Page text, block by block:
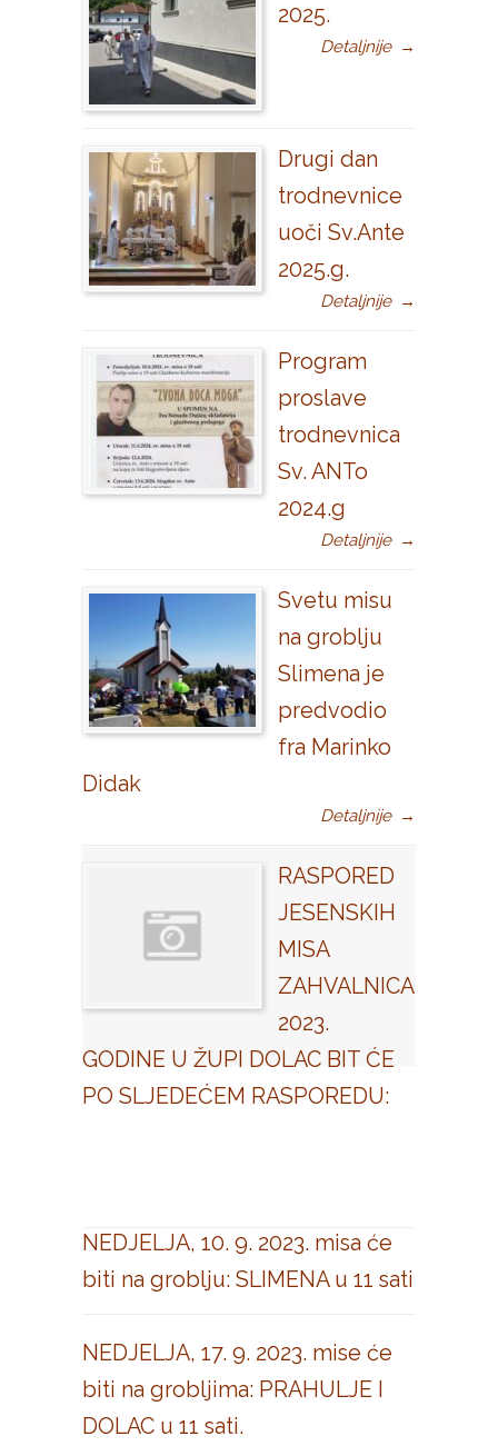
2025.
Detaljnije →
Drugi dan
trodnevnice
uoči Sv.Ante
2025.g.
Detaljnije →
Program
proslave
trodnevnica
Sv. ANTo
2024.g
Detaljnije →
Svetu misu
na groblju
Slimena je
predvodio
fra Marinko
Didak
Detaljnije →
RASPORED
JESENSKIH
MISA
ZAHVALNICA
2023.
GODINE U ŽUPI DOLAC BIT ĆE
PO SLJEDEĆEM RASPOREDU:
NEDJELJA, 10. 9. 2023. misa će
biti na groblju: SLIMENA u 11 sati
NEDJELJA, 17. 9. 2023. mise će
biti na grobljima: PRAHULJE I
DOLAC u 11 sati.